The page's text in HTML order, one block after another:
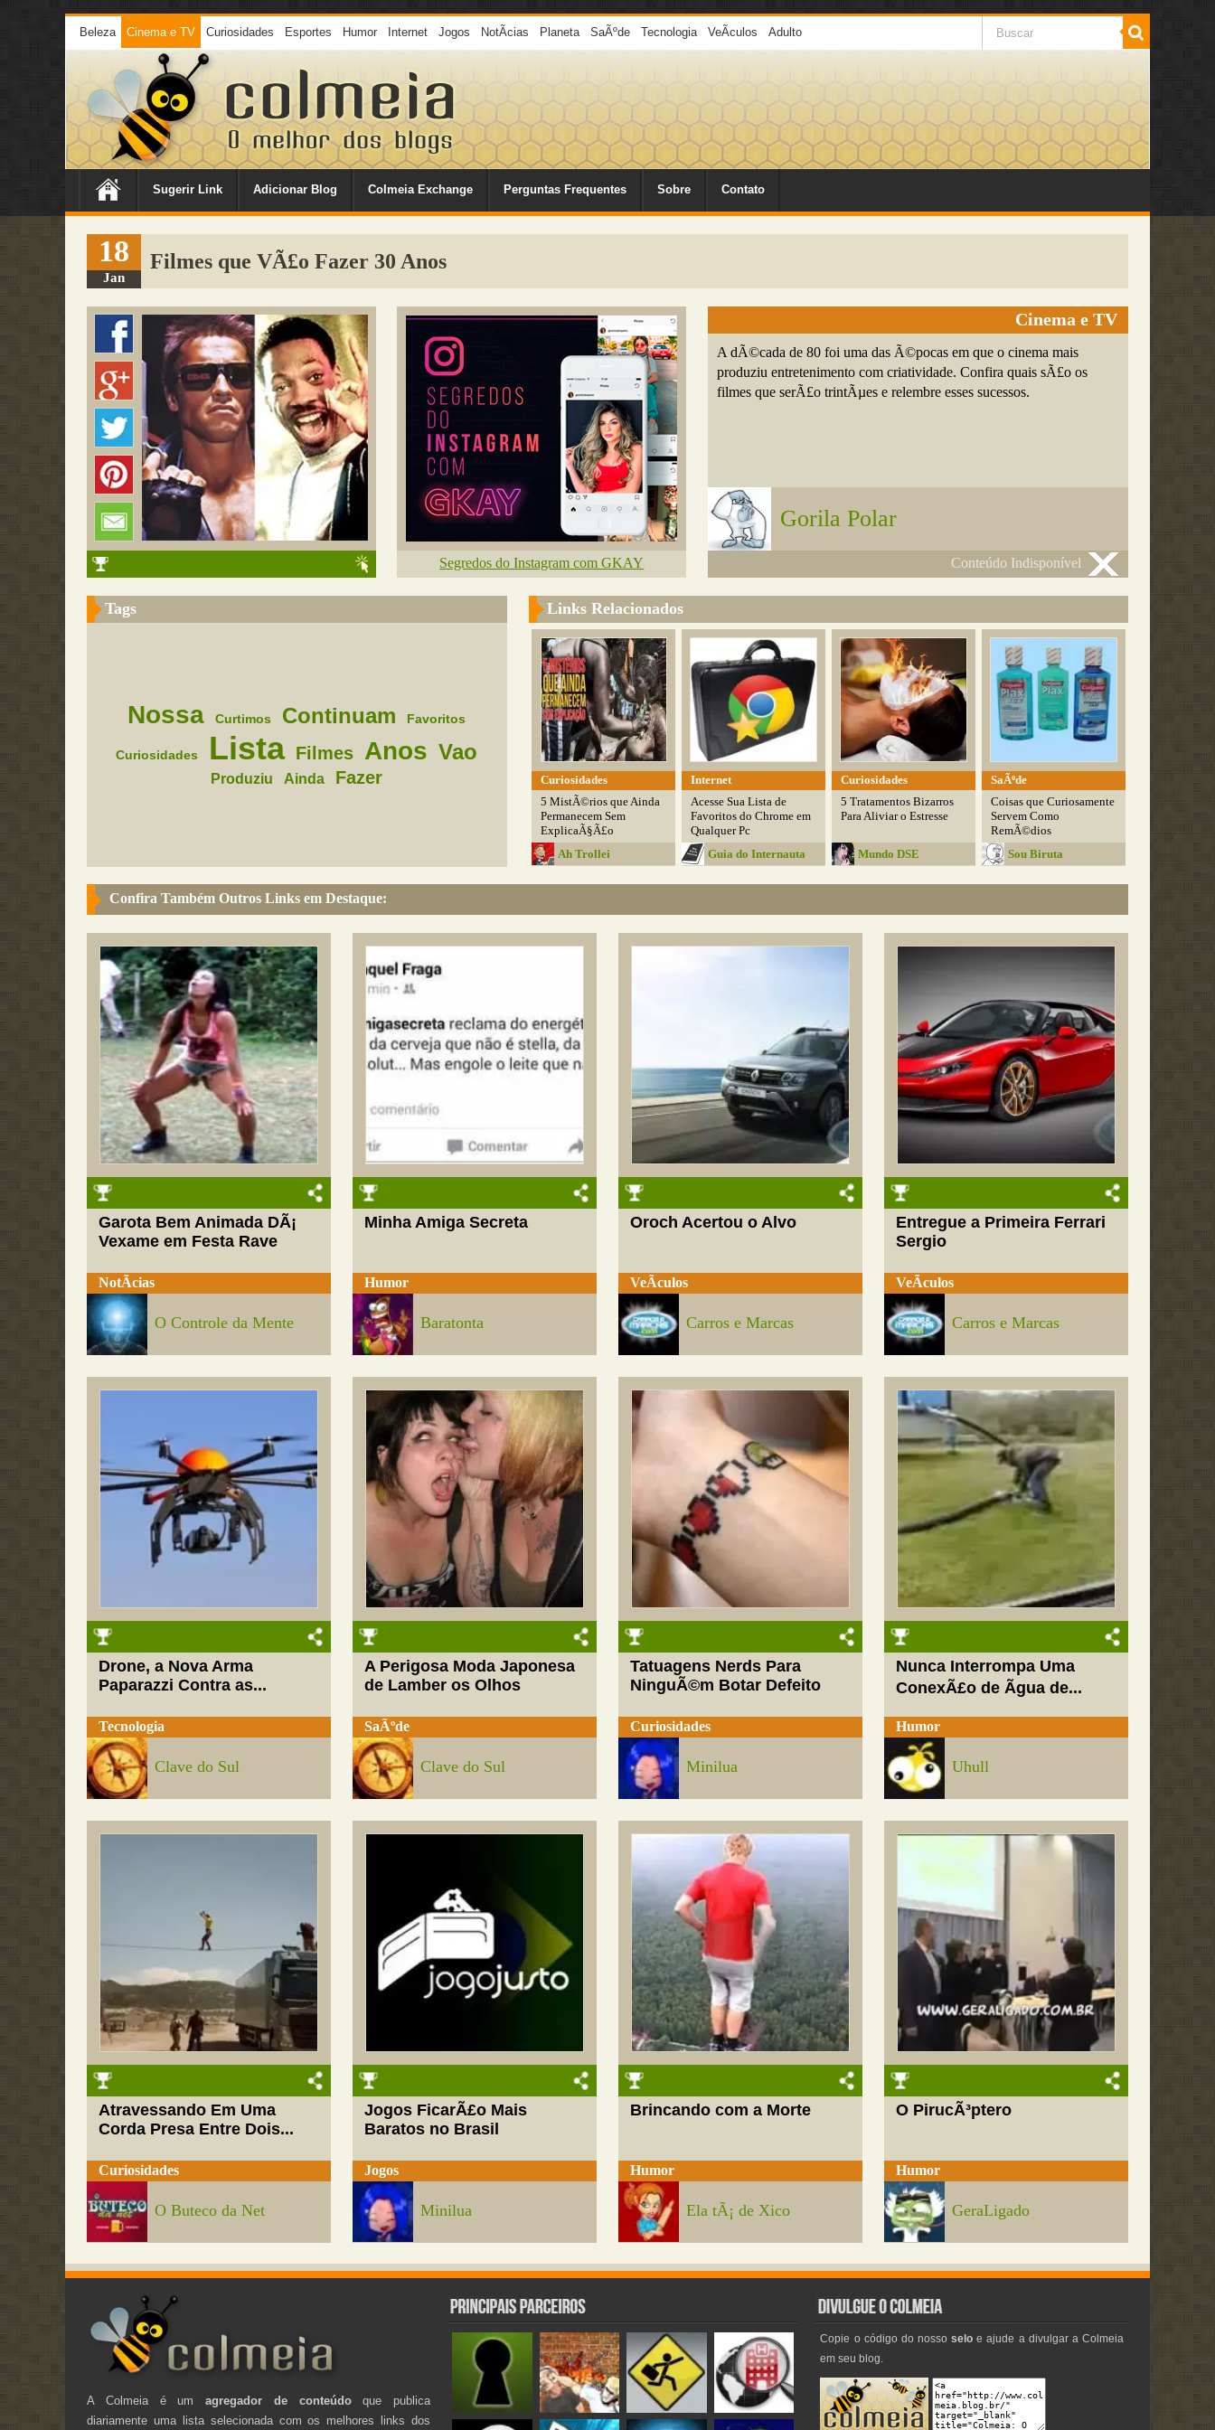
Beleza Cinema e TV Curiosidades Esportes Humor Internet Jogos NotÃ­cias Planeta SaÃºde Tecnologia VeÃ­culos Adulto
Sugerir Link Adicionar Blog Colmeia Exchange Perguntas Frequentes Sobre Contato
18
Jan
Filmes que VÃ£o Fazer 30 Anos
Segredos do Instagram com GKAY
Cinema e TV
A dÃ©cada de 80 foi uma das Ã©pocas em que o cinema mais
produziu entretenimento com criatividade. Confira quais sÃ£o os
filmes que serÃ£o trintÃµes e relembre esses sucessos.
Gorila Polar
Conteúdo Indisponível
Tags
Nossa Curtimos Continuam Favoritos
Curiosidades Lista Filmes Anos Vao
Produziu Ainda Fazer
Links Relacionados
Curiosidades
5 MistÃ©rios que Ainda
Permanecem Sem
ExplicaÃ§Ã£o
Ah Trollei
Internet
Acesse Sua Lista de
Favoritos do Chrome em
Qualquer Pc
Guia do Internauta
Curiosidades
5 Tratamentos Bizarros
Para Aliviar o Estresse
Mundo DSE
SaÃºde
Coisas que Curiosamente
Servem Como
RemÃ©dios
Sou Biruta
Confira Também Outros Links em Destaque:
Garota Bem Animada DÃ¡
Vexame em Festa Rave
NotÃ­cias
O Controle da Mente
Minha Amiga Secreta
Humor
Baratonta
Oroch Acertou o Alvo
VeÃ­culos
Carros e Marcas
Entregue a Primeira Ferrari
Sergio
VeÃ­culos
Carros e Marcas
Drone, a Nova Arma
Paparazzi Contra as...
Tecnologia
Clave do Sul
A Perigosa Moda Japonesa
de Lamber os Olhos
SaÃºde
Clave do Sul
Tatuagens Nerds Para
NinguÃ©m Botar Defeito
Curiosidades
Minilua
Nunca Interrompa Uma
ConexÃ£o de Ãgua de...
Humor
Uhull
Atravessando Em Uma
Corda Presa Entre Dois...
Curiosidades
O Buteco da Net
Jogos FicarÃ£o Mais
Baratos no Brasil
Jogos
Minilua
Brincando com a Morte
Humor
Ela tÃ¡ de Xico
O PirucÃ³ptero
Humor
GeraLigado
A Colmeia é umagregador de conteúdoque publica
diariamente uma lista selecionada com os melhores links dos
Copie o código do nossoselo e ajude a divulgar a Colmeia
em seu blog.